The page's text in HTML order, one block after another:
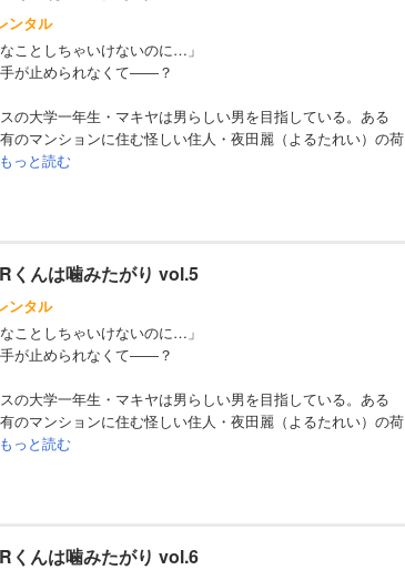
ンタル
ことしちゃいけないのに…」
が止められなくて――？
の大学一年生・マキヤは男らしい男を目指している。ある
のマンションに住む怪しい住人・夜田麗（よるたれい）の荷
もっと読む
くんは噛みたがり vol.5
ンタル
ことしちゃいけないのに…」
が止められなくて――？
の大学一年生・マキヤは男らしい男を目指している。ある
のマンションに住む怪しい住人・夜田麗（よるたれい）の荷
もっと読む
くんは噛みたがり vol.6